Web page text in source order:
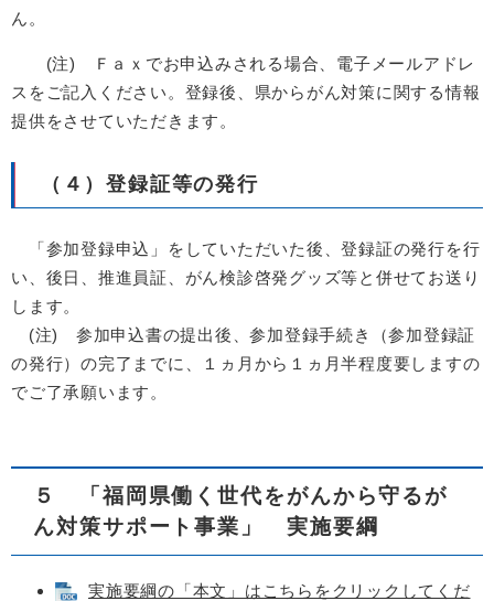
ん。
(注) Ｆａｘでお申込みされる場合、電子メールアドレ
スをご記入ください。登録後、県からがん対策に関する情報
提供をさせていただきます。
（４）登録証等の発行
「参加登録申込」をしていただいた後、登録証の発行を行
い、後日、推進員証、がん検診啓発グッズ等と併せてお送り
します。
(注) 参加申込書の提出後、参加登録手続き（参加登録証
の発行）の完了までに、１ヵ月から１ヵ月半程度要しますの
でご了承願います。
５ 「福岡県働く世代をがんから守るが
ん対策サポート事業」 実施要綱
実施要綱の「本文」はこちらをクリックしてくだ